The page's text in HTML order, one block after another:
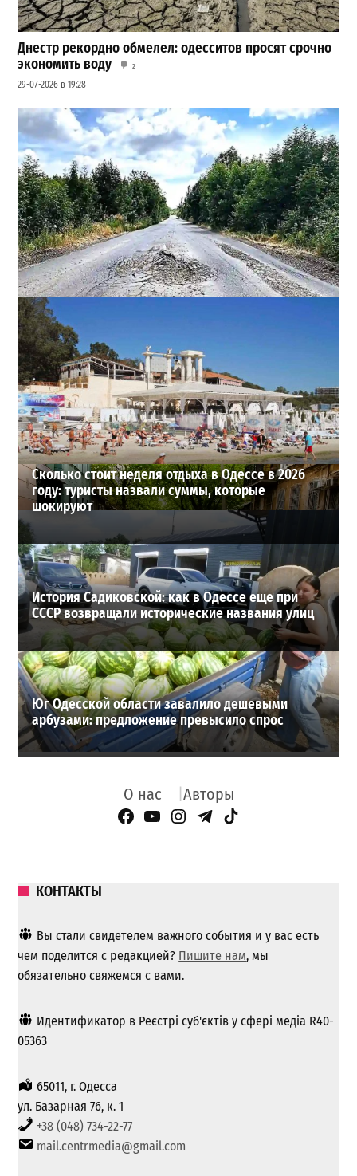
Днестр рекордно обмелел: одесситов просят срочно
экономить воду
2
29-07-2026 в 19:28
Почему из сел Одесской области исчезли автобусы и
как теперь добираются люди
2
23-07-2026 в 14:36
ВИБОР РЕДАКЦИИ
Сколько стоит неделя отдыха в Одессе в 2026
году: туристы назвали суммы, которые
шокируют
История Садиковской: как в Одессе еще при
СССР возвращали исторические названия улиц
Юг Одесской области завалило дешевыми
арбузами: предложение превысило спрос
О нас Авторы
Facebook Page
YouTube
Instagram
Telegram
TikTok
КОНТАКТЫ
Вы стали свидетелем важного события и у вас есть
чем поделится с редакцией? Пишите нам, мы
обязательно свяжемся с вами.
Идентификатор в Реєстрі суб'єктів у сфері медіа R40-
05363
65011, г. Одесса
ул. Базарная 76, к. 1
+38 (048) 734-22-77
mail.centrmedia@gmail.com